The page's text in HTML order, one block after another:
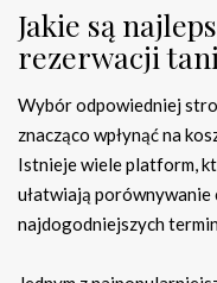
Jakie są
rezerwacji
Wybór odpowiedniej
znacząco wpłynąć na
Istnieje wiele platform,
ułatwiają
najdogodniejszych